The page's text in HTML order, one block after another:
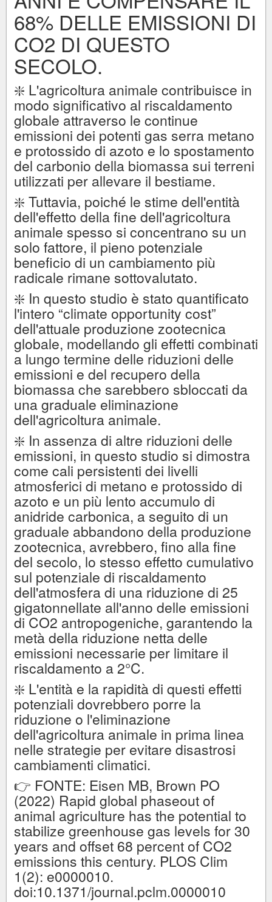
68% DELLE EMISSIONI DI
CO2 DI QUESTO
SECOLO.
❇️ L'agricoltura animale contribuisce in
modo significativo al riscaldamento
globale attraverso le continue
emissioni dei potenti gas serra metano
e protossido di azoto e lo spostamento
del carbonio della biomassa sui terreni
utilizzati per allevare il bestiame.
❇️ Tuttavia, poiché le stime dell'entità
dell'effetto della fine dell'agricoltura
animale spesso si concentrano su un
solo fattore, il pieno potenziale
beneficio di un cambiamento più
radicale rimane sottovalutato.
❇️ In questo studio è stato quantificato
l'intero “climate opportunity cost”
dell'attuale produzione zootecnica
globale, modellando gli effetti combinati
a lungo termine delle riduzioni delle
emissioni e del recupero della
biomassa che sarebbero sbloccati da
una graduale eliminazione
dell'agricoltura animale.
❇️ In assenza di altre riduzioni delle
emissioni, in questo studio si dimostra
come cali persistenti dei livelli
atmosferici di metano e protossido di
azoto e un più lento accumulo di
anidride carbonica, a seguito di un
graduale abbandono della produzione
zootecnica, avrebbero, fino alla fine
del secolo, lo stesso effetto cumulativo
sul potenziale di riscaldamento
dell'atmosfera di una riduzione di 25
gigatonnellate all'anno delle emissioni
di CO2 antropogeniche, garantendo la
metà della riduzione netta delle
emissioni necessarie per limitare il
riscaldamento a 2°C.
❇️ L'entità e la rapidità di questi effetti
potenziali dovrebbero porre la
riduzione o l'eliminazione
dell'agricoltura animale in prima linea
nelle strategie per evitare disastrosi
cambiamenti climatici.
👉 FONTE: Eisen MB, Brown PO
(2022) Rapid global phaseout of
animal agriculture has the potential to
stabilize greenhouse gas levels for 30
years and offset 68 percent of CO2
emissions this century. PLOS Clim
1(2): e0000010.
doi:10.1371/journal.pclm.0000010